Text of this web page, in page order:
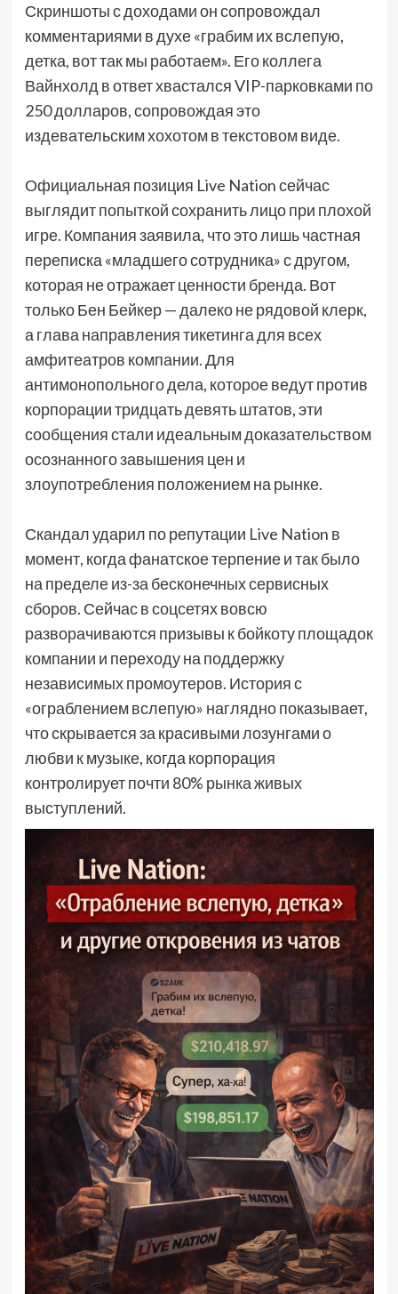
Скриншоты с доходами он сопровождал
комментариями в духе «грабим их вслепую,
детка, вот так мы работаем». Его коллега
Вайнхолд в ответ хвастался VIP-парковками по
250 долларов, сопровождая это
издевательским хохотом в текстовом виде.
Официальная позиция Live Nation сейчас
выглядит попыткой сохранить лицо при плохой
игре. Компания заявила, что это лишь частная
переписка «младшего сотрудника» с другом,
которая не отражает ценности бренда. Вот
только Бен Бейкер — далеко не рядовой клерк,
а глава направления тикетинга для всех
амфитеатров компании. Для
антимонопольного дела, которое ведут против
корпорации тридцать девять штатов, эти
сообщения стали идеальным доказательством
осознанного завышения цен и
злоупотребления положением на рынке.
Скандал ударил по репутации Live Nation в
момент, когда фанатское терпение и так было
на пределе из-за бесконечных сервисных
сборов. Сейчас в соцсетях вовсю
разворачиваются призывы к бойкоту площадок
компании и переходу на поддержку
независимых промоутеров. История с
«ограблением вслепую» наглядно показывает,
что скрывается за красивыми лозунгами о
любви к музыке, когда корпорация
контролирует почти 80% рынка живых
выступлений.